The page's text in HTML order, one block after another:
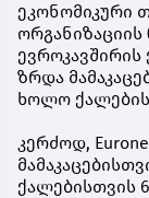
ეკონომიკური
ორგანიზაციის
ევროკავშირის
ზრდა
ხოლო
კერძოდ,
ქალებისთვის